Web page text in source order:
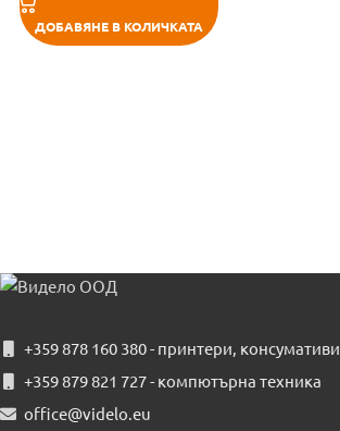
ДОБАВЯНЕ В КОЛИЧКАТА
+359 878 160 380 - принтери, консумативи
+359 879 821 727 - компютърна техника
office@videlo.eu